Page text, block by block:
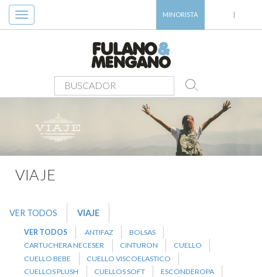
Toggle
navigation
MINORISTA
VIAJE>NECESER
VIAJE
VER TODOS VIAJE
VER TODOS ANTIFAZ
BOLSAS
CARTUCHERA NECESER
CINTURON
CUELLO
CUELLO BEBE
CUELLO VISCOELASTICO
CUELLOS PLUSH
CUELLOS SOFT
ESCONDEROPA